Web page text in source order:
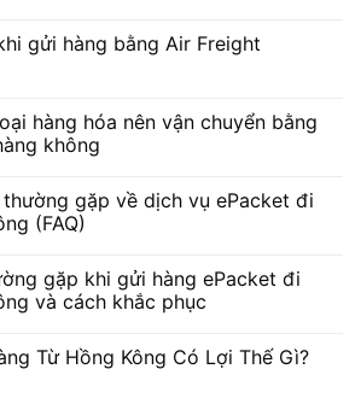
gửi hàng bằng Air Freight
hàng hóa nên vận chuyển bằng
không
thường gặp về dịch vụ ePacket đi
(FAQ)
gặp khi gửi hàng ePacket đi
và cách khắc phục
Từ Hồng Kông Có Lợi Thế Gì?